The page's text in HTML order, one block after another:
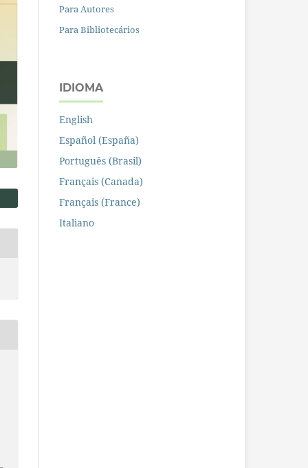
Para Autores
Para Bibliotecários
IDIOMA
English
Español (España)
Português (Brasil)
Français (Canada)
Français (France)
Italiano